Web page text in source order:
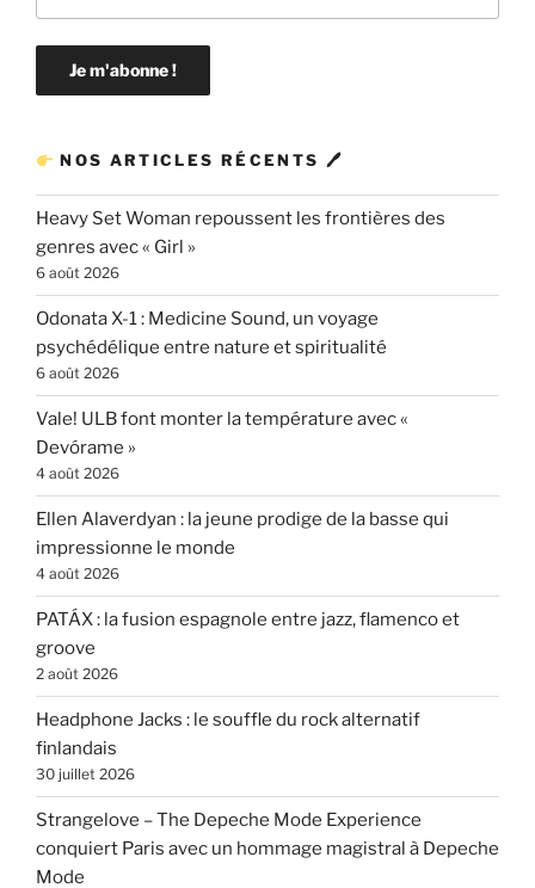
NOS ARTICLES RÉCENTS 🖊
Heavy Set Woman repoussent les frontières des
genres avec « Girl »
6 août 2026
Odonata X-1 : Medicine Sound, un voyage
psychédélique entre nature et spiritualité
6 août 2026
Vale! ULB font monter la température avec «
Devórame »
4 août 2026
Ellen Alaverdyan : la jeune prodige de la basse qui
impressionne le monde
4 août 2026
PATÁX : la fusion espagnole entre jazz, flamenco et
groove
2 août 2026
Headphone Jacks : le souffle du rock alternatif
finlandais
30 juillet 2026
Strangelove – The Depeche Mode Experience
conquiert Paris avec un hommage magistral à Depeche
Mode